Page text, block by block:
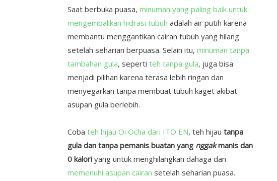
Saat berbuka puasa, minuman yang paling baik untuk
mengembalikan hidrasi tubuh adalah air putih karena
membantu menggantikan cairan tubuh yang hilang
setelah seharian berpuasa. Selain itu, minuman tanpa
tambahan gula, seperti teh tanpa gula, juga bisa
menjadi pilihan karena terasa lebih ringan dan
menyegarkan tanpa membuat tubuh kaget akibat
asupan gula berlebih.
Coba teh hijau Oi Ocha dari ITO EN, teh hijau tanpa
gula dan tanpa pemanis buatan yang nggakmanis dan
0 kaloriyang untuk menghilangkan dahaga dan
memenuhi asupan cairan setelah seharian puasa.